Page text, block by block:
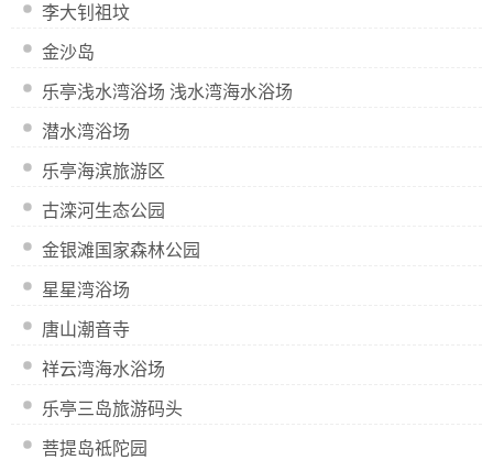
李大钊祖坟
金沙岛
乐亭浅水湾浴场 浅水湾海水浴场
潜水湾浴场
乐亭海滨旅游区
古滦河生态公园
金银滩国家森林公园
星星湾浴场
唐山潮音寺
祥云湾海水浴场
乐亭三岛旅游码头
菩提岛祗陀园